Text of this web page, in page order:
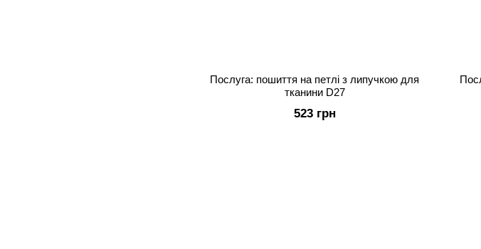
Послуга: пошиття на петлі з липучкою для
тканини D27
523 грн